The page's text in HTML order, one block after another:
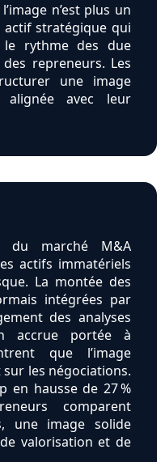
n’est plus un
actif stratégique qui
le rythme des due
repreneurs. Les
une image
alignée avec leur
du marché M&A
actifs immatériels
La montée des
intégrées par
des analyses
accrue portée à
que l’image
les négociations.
en hausse de 27 %
comparent
une image solide
valorisation et de